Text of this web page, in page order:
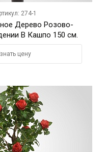
274-1
Дерево Розово-
В Кашпо 150 см.
цену